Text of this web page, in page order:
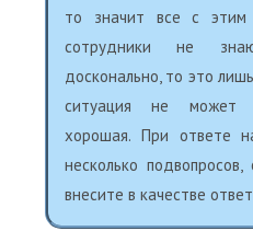
то значит все с этим
сотрудники не
досконально, то это
ситуация не может
хорошая. При ответе
несколько
внесите в качестве